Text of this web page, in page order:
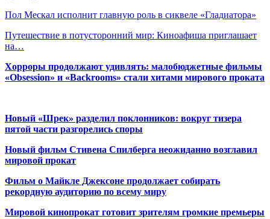
Пол Мескал исполнит главную роль в сиквеле «Гладиатора»
Путешествие в потусторонний мир: Киноафиша приглашает
на…
Хорроры продолжают удивлять: малобюджетные фильмы
«Obsession» и «Backrooms» стали хитами мирового проката
Новый «Шрек» разделил поклонников: вокруг тизера
пятой части разгорелись споры
Новый фильм Стивена Спилберга неожиданно возглавил
мировой прокат
Фильм о Майкле Джексоне продолжает собирать
рекордную аудиторию по всему миру
Мировой кинопрокат готовит зрителям громкие премьеры